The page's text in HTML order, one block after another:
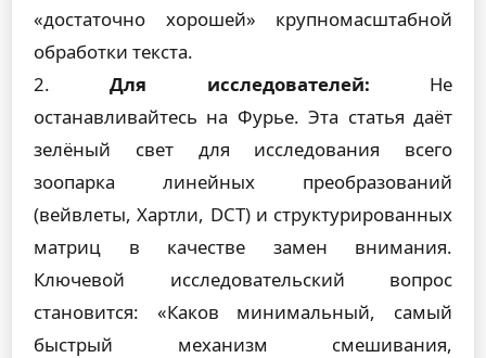
«достаточно хорошей» крупномасштабной
обработки текста.
2.Для исследователей: Не
останавливайтесь на Фурье. Эта статья даёт
зелёный свет для исследования всего
зоопарка линейных преобразований
(вейвлеты, Хартли, DCT) и структурированных
матриц в качестве замен внимания.
Ключевой исследовательский вопрос
становится: «Каков минимальный, самый
быстрый механизм смешивания,